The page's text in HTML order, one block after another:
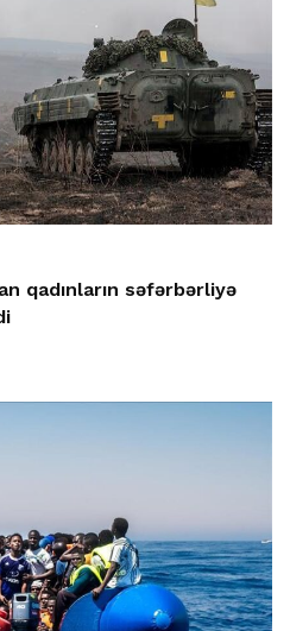
qadınların səfərbərliyə